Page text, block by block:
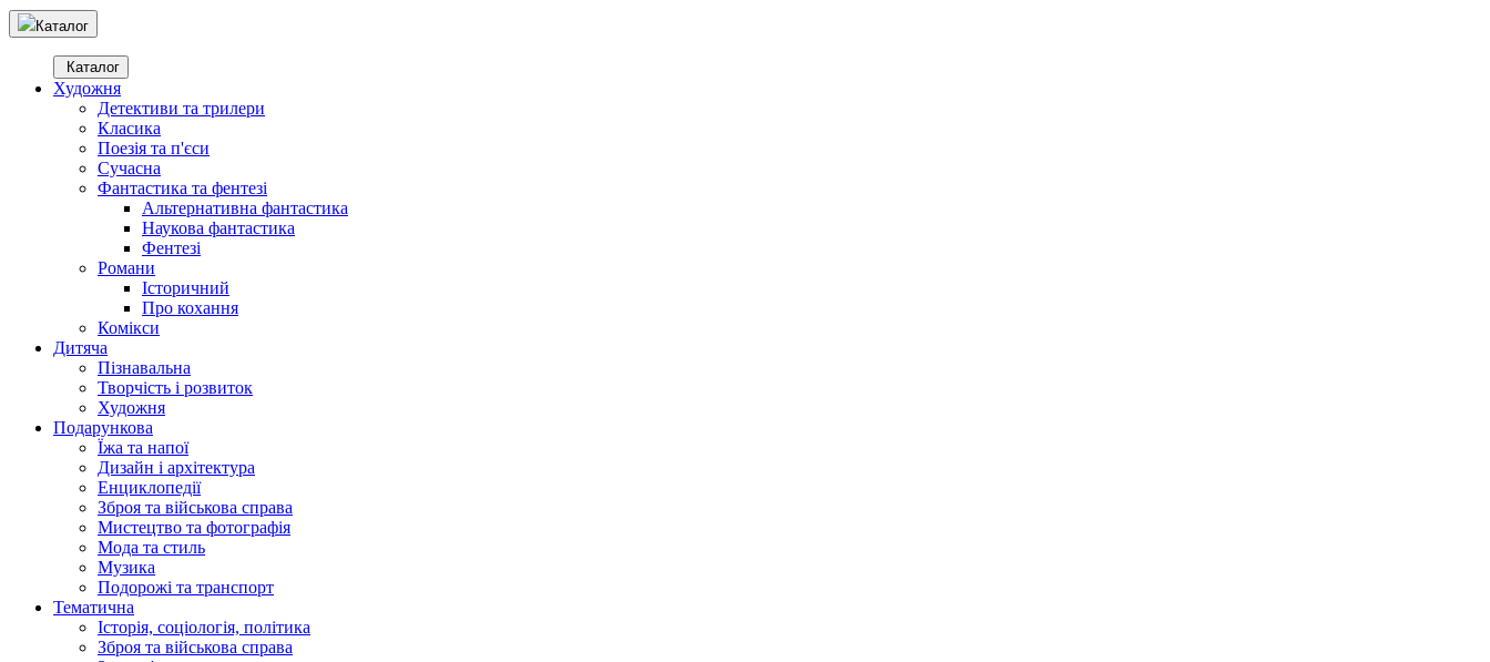
Каталог
Каталог
Художня
Детективи та трилери
Класика
Поезія та п'єси
Сучасна
Фантастика та фентезі
Альтернативна фантастика
Наукова фантастика
Фентезі
Романи
Історичний
Про кохання
Комікси
Дитяча
Пізнавальна
Творчість і розвиток
Художня
Подарункова
Їжа та напої
Дизайн і архітектура
Енциклопедії
Зброя та військова справа
Мистецтво та фотографія
Мода та стиль
Музика
Подорожі та транспорт
Тематична
Історія, соціологія, політика
Зброя та військова справа